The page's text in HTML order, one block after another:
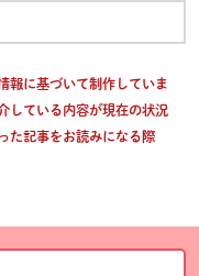
報に基づいて制作していま
している内容が現在の状況
た記事をお読みになる際